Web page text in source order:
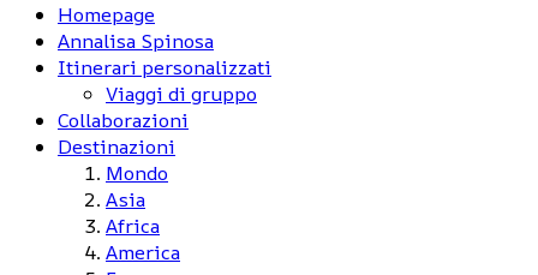
Homepage
Annalisa Spinosa
Itinerari personalizzati
Viaggi di gruppo
Collaborazioni
Destinazioni
Mondo
Asia
Africa
America